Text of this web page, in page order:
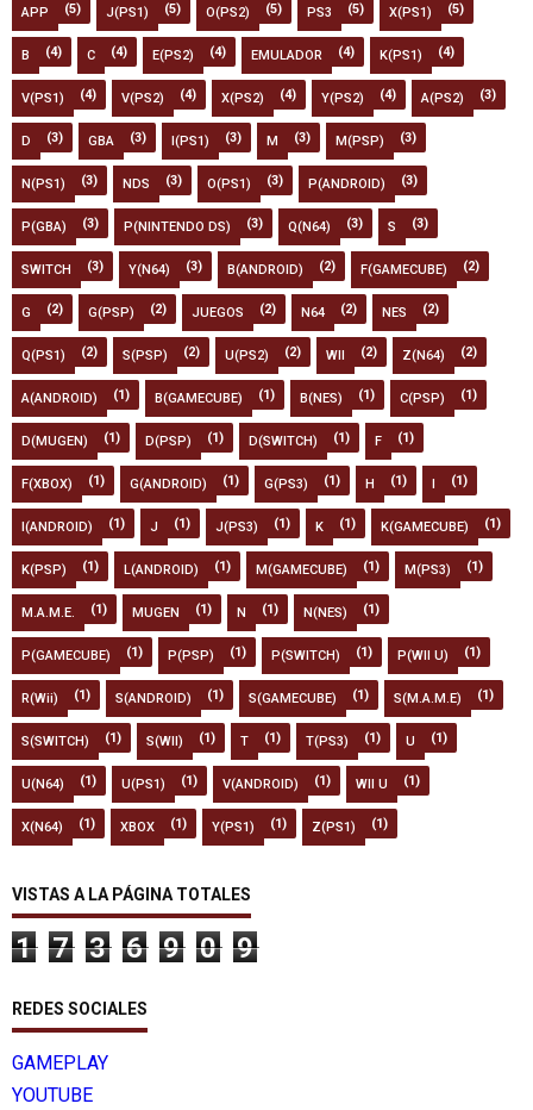
APP (5) J(PS1) (5) O(PS2) (5) PS3 (5) X(PS1) (5)
B (4) C (4) E(PS2) (4) EMULADOR (4) K(PS1) (4)
V(PS1) (4) V(PS2) (4) X(PS2) (4) Y(PS2) (4) A(PS2) (3)
D (3) GBA (3) I(PS1) (3) M (3) M(PSP) (3)
N(PS1) (3) NDS (3) O(PS1) (3) P(ANDROID) (3)
P(GBA) (3) P(NINTENDO DS) (3) Q(N64) (3) S (3)
SWITCH (3) Y(N64) (3) B(ANDROID) (2) F(GAMECUBE) (2)
G (2) G(PSP) (2) JUEGOS (2) N64 (2) NES (2)
Q(PS1) (2) S(PSP) (2) U(PS2) (2) WII (2) Z(N64) (2)
A(ANDROID) (1) B(GAMECUBE) (1) B(NES) (1) C(PSP) (1)
D(MUGEN) (1) D(PSP) (1) D(SWITCH) (1) F (1)
F(XBOX) (1) G(ANDROID) (1) G(PS3) (1) H (1) (1)
I(ANDROID) (1) J (1) J(PS3) (1) K (1) K(GAMECUBE) (1)
K(PSP) (1) L(ANDROID) (1) M(GAMECUBE) (1) M(PS3) (1)
M.A.M.E. (1) MUGEN (1) N (1) N(NES) (1)
P(GAMECUBE) (1) P(PSP) (1) P(SWITCH) (1) P(WII U) (1)
R(Wii) (1) S(ANDROID) (1) S(GAMECUBE) (1) S(M.A.M.E) (1)
S(SWITCH) (1) S(WII) (1) T (1) T(PS3) (1) U (1)
U(N64) (1) U(PS1) (1) V(ANDROID) (1) WII U (1)
X(N64) (1) XBOX (1) Y(PS1) (1) Z(PS1) (1)
VISTAS A LA PÁGINA TOTALES
1 7 3 6 9 0 9
REDES SOCIALES
GAMEPLAY
YOUTUBE